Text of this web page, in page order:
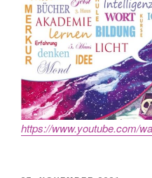
https://www.youtube.com/